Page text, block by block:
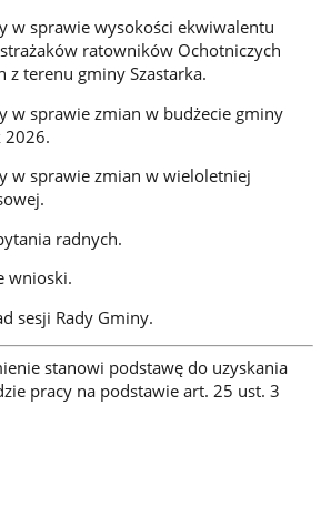
w sprawie wysokości ekwiwalentu
ratowników Ochotniczych
z terenu gminy Szastarka.
w sprawie zmian w budżecie gminy
2026.
w sprawie zmian w wieloletniej
radnych.
wnioski.
sesji Rady Gminy.
stanowi podstawę do uzyskania
pracy na podstawie art. 25 ust. 3